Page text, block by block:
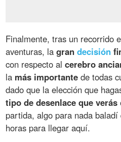
Finalmente, tras un recorrido
aventuras, lagrandecisión
con respecto alcerebro
la más importante de todas
dado que la elección que
tipo de desenlace que verás
partida, algo para nada
horas para llegar aquí.